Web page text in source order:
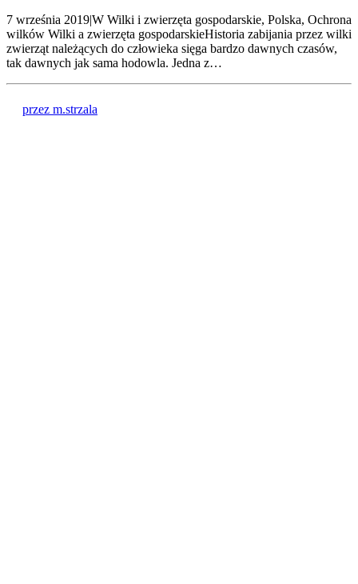
7 września 2019|W Wilki i zwierzęta gospodarskie, Polska, Ochrona
wilków Wilki a zwierzęta gospodarskieHistoria zabijania przez wilki
zwierząt należących do człowieka sięga bardzo dawnych czasów,
tak dawnych jak sama hodowla. Jedna z…
przez m.strzala